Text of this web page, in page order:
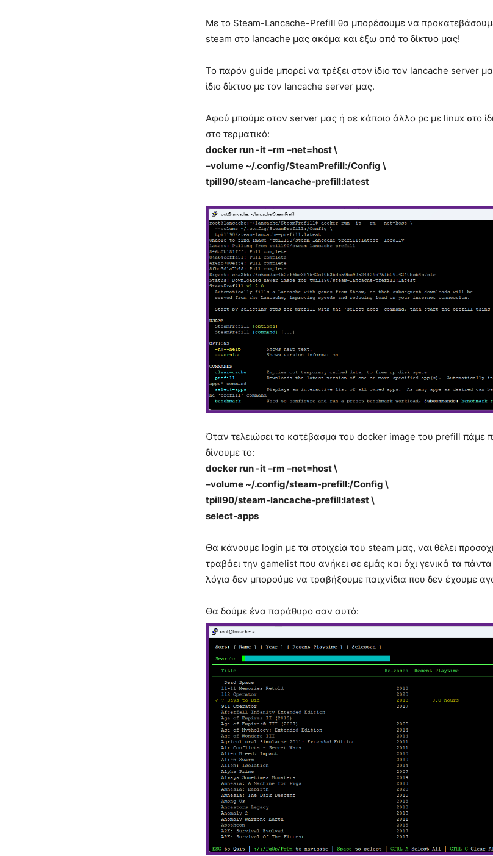
Με το Steam-Lancache-Prefill θα μπορέσουμε να
steam στο lancache μας ακόμα και έξω από το δίκτυο μας!
Το παρόν guide μπορεί να τρέξει στον ίδιο τον lancache server
ίδιο δίκτυο με τον lancache server μας.
Αφού μπούμε στον server μας ή σε κάποιο άλλο pc με linux στο
στο τερματικό:
docker run -it –rm –net=host \
–volume ~/.config/SteamPrefill:/Config \
tpill90/steam-lancache-prefill:latest
Όταν τελειώσει το κατέβασμα του docker image του prefill πάμε
δίνουμε το:
docker run -it –rm –net=host \
–volume ~/.config/steam-prefill:/Config \
tpill90/steam-lancache-prefill:latest \
select-apps
Θα κάνουμε login με τα στοιχεία του steam μας, ναι θέλει
τραβάει την gamelist που ανήκει σε εμάς και όχι γενικά τα
λόγια δεν μπορούμε να τραβήξουμε παιχνίδια που δεν έχουμε
Θα δούμε ένα παράθυρο σαν αυτό: